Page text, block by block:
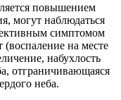
повышением
могут наблюдаться
симптомом
(воспаление на месте
набухлость
отграничивающаяся
неба.